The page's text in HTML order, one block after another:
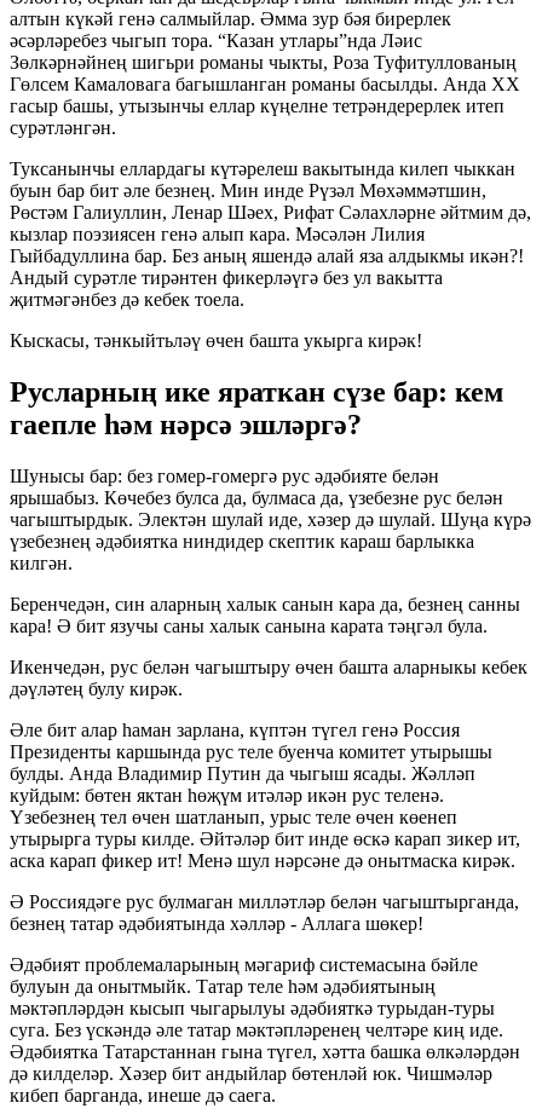
алтын күкәй генә салмыйлар. Әмма зур бәя бирерлек
әсәрләребез чыгып тора. “Казан утлары”нда Ләис
Зөлкәрнәйнең шигьри романы чыкты, Роза Туфитуллованың
Гөлсем Камаловага багышланган романы басылды. Анда ХХ
гасыр башы, утызынчы еллар күңелне тетрәндерерлек итеп
сурәтләнгән.
Туксанынчы еллардагы күтәрелеш вакытында килеп чыккан
буын бар бит әле безнең. Мин инде Рүзәл Мөхәммәтшин,
Рөстәм Галиуллин, Ленар Шәех, Рифат Сәлахләрне әйтмим дә,
кызлар поэзиясен генә алып кара. Мәсәлән Лилия
Гыйбадуллина бар. Без аның яшендә алай яза алдыкмы икән?!
Андый сурәтле тирәнтен фикерләүгә без ул вакытта
җитмәгәнбез дә кебек тоела.
Кыскасы, тәнкыйтьләү өчен башта укырга кирәк!
Русларның ике яраткан сүзе бар: кем
гаепле һәм нәрсә эшләргә?
Шунысы бар: без гомер-гомергә рус әдәбияте белән
ярышабыз. Көчебез булса да, булмаса да, үзебезне рус белән
чагыштырдык. Электән шулай иде, хәзер дә шулай. Шуңа күрә
үзебезнең әдәбиятка ниндидер скептик караш барлыкка
килгән.
Беренчедән, син аларның халык санын кара да, безнең санны
кара! Ә бит язучы саны халык санына карата тәңгәл була.
Икенчедән, рус белән чагыштыру өчен башта аларныкы кебек
дәүләтең булу кирәк.
Әле бит алар һаман зарлана, күптән түгел генә Россия
Президенты каршында рус теле буенча комитет утырышы
булды. Анда Владимир Путин да чыгыш ясады. Жәлләп
куйдым: бөтен яктан һөҗүм итәләр икән рус теленә.
Үзебезнең тел өчен шатланып, урыс теле өчен көенеп
утырырга туры килде. Әйтәләр бит инде өскә карап зикер ит,
аска карап фикер ит! Менә шул нәрсәне дә онытмаска кирәк.
Ә Россиядәге рус булмаган милләтләр белән чагыштырганда,
безнең татар әдәбиятында хәлләр - Аллага шөкер!
Әдәбият проблемаларының мәгариф системасына бәйле
булуын да онытмыйк. Татар теле һәм әдәбиятының
мәктәпләрдән кысып чыгарылуы әдәбияткә турыдан-туры
суга. Без үскәндә әле татар мәктәпләренең челтәре киң иде.
Әдәбиятка Татарстаннан гына түгел, хәтта башка өлкәләрдән
дә килделәр. Хәзер бит андыйлар бөтенләй юк. Чишмәләр
кибеп барганда, инеше дә саега.